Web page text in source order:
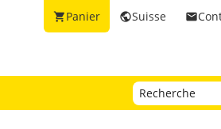
email
publicSuisse
shopping_cartPanier